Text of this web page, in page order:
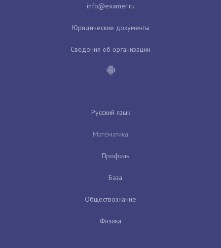
Юридические документы
Сведения об организации
Русский язык
Математика
Профиль
База
Обществознание
Физика